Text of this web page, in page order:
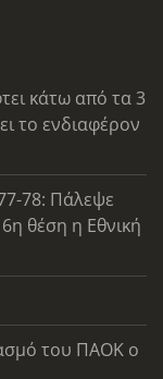
κάτω από τα 3
το ενδιαφέρον
78: Πάλεψε
θέση η Εθνική
του ΠΑΟΚ ο